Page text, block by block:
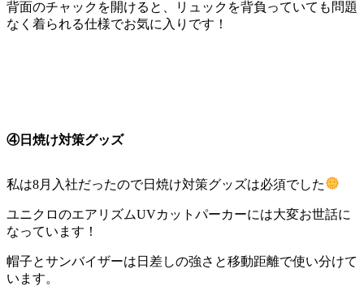
背面のチャックを開けると、リュックを背負っていても問題
なく着られる仕様でお気に入りです！
④日焼け対策グッズ
私は8月入社だったので日焼け対策グッズは必須でした
ユニクロのエアリズムUVカットパーカーには大変お世話に
なっています！
帽子とサンバイザーは日差しの強さと移動距離で使い分けて
います。